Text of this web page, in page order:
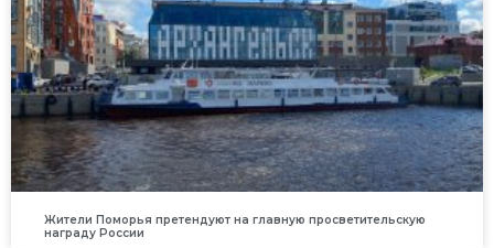
Жители Поморья претендуют на главную просветительскую
награду России